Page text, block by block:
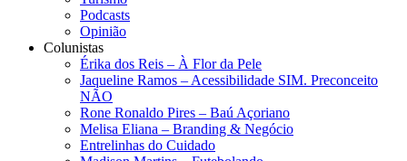
Podcasts
Opinião
Colunistas
Érika dos Reis​ – À Flor da Pele
Jaqueline Ramos – Acessibilidade SIM. Preconceito
NÃO
Rone Ronaldo Pires – Baú Açoriano
Melisa Eliana – Branding & Negócio
Entrelinhas do Cuidado